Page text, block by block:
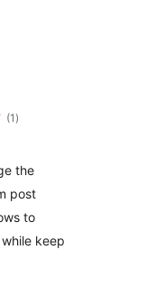
(1 celkové
hodnocení
)
the
post
to
keep